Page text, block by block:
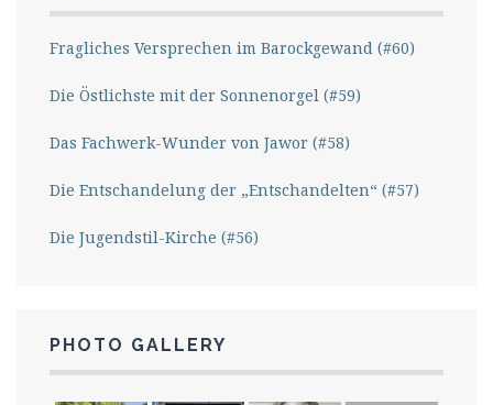
Fragliches Versprechen im Barockgewand (#60)
Die Östlichste mit der Sonnenorgel (#59)
Das Fachwerk-Wunder von Jawor (#58)
Die Entschandelung der „Entschandelten“ (#57)
Die Jugendstil-Kirche (#56)
PHOTO GALLERY